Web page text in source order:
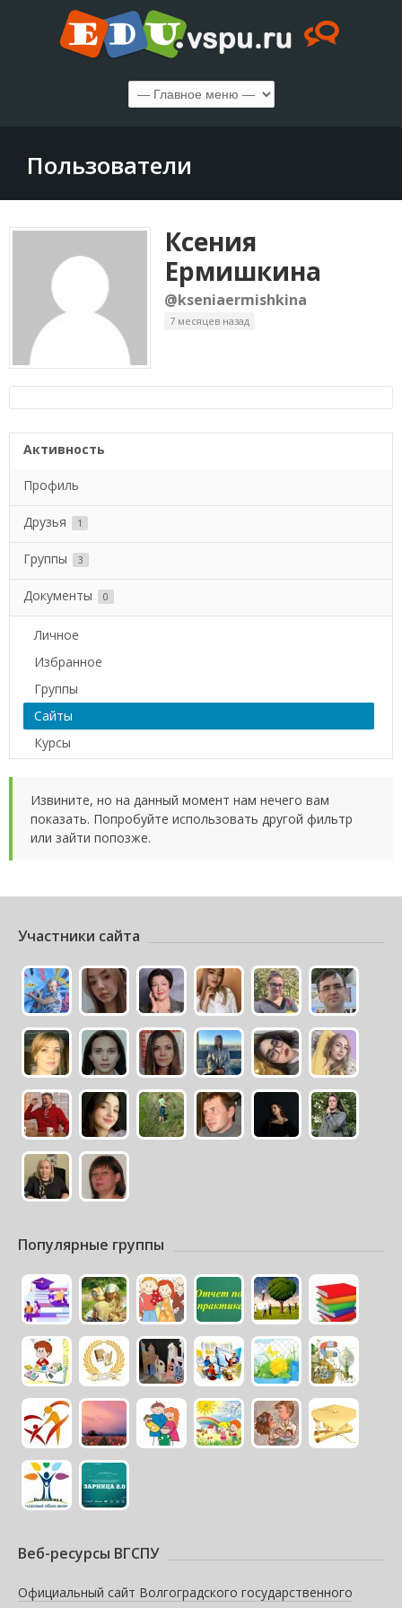
Пользователи
Ксения
Ермишкина
@kseniaermishkina
7 месяцев назад
Активность
Профиль
Друзья 1
Группы 3
Документы 0
Личное
Избранное
Группы
Сайты
Курсы
Извините, но на данный момент нам нечего вам
показать. Попробуйте использовать другой фильтр
или зайти попозже.
Участники сайта
Популярные группы
Веб-ресурсы ВГСПУ
Официальный сайт Волгоградского государственного